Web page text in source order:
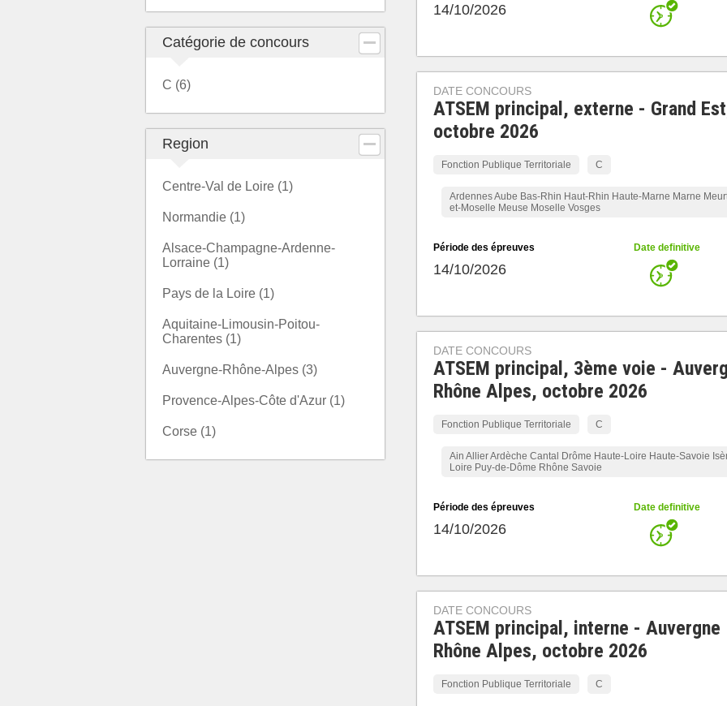
Catégorie de concours
C (6)
Region
Centre-Val de Loire (1)
Normandie (1)
Alsace-Champagne-Ardenne-
Lorraine (1)
Pays de la Loire (1)
Aquitaine-Limousin-Poitou-
Charentes (1)
Auvergne-Rhône-Alpes (3)
Provence-Alpes-Côte d'Azur (1)
Corse (1)
14/10/2026
DATE CONCOURS
ATSEM principal, externe - Grand
octobre 2026
Fonction Publique Territoriale C
Ardennes Aube Bas-Rhin Haut-Rhin Haute-Marne Marne
et-Moselle Meuse Moselle Vosges
Période des épreuves
14/10/2026
Date definitive
DATE CONCOURS
ATSEM principal, 3ème voie -
Rhône Alpes, octobre 2026
Fonction Publique Territoriale C
Ain Allier Ardèche Cantal Drôme Haute-Loire Haute-Savoie
Loire Puy-de-Dôme Rhône Savoie
Période des épreuves
14/10/2026
Date definitive
DATE CONCOURS
ATSEM principal, interne - Auvergne
Rhône Alpes, octobre 2026
Fonction Publique Territoriale C